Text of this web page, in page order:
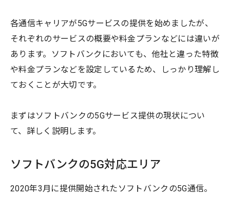
各通信キャリアが5Gサービスの提供を始めましたが、
それぞれのサービスの概要や料金プランなどには違いが
あります。ソフトバンクにおいても、他社と違った特徴
や料金プランなどを設定しているため、しっかり理解し
ておくことが大切です。
まずはソフトバンクの5Gサービス提供の現状につい
て、詳しく説明します。
ソフトバンクの5G対応エリア
2020年3月に提供開始されたソフトバンクの5G通信。